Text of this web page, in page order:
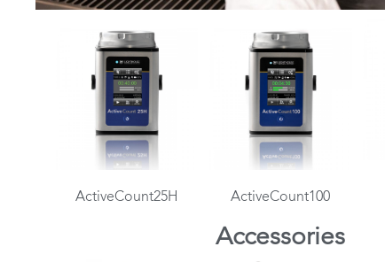
ActiveCount25H ActiveCount100
Accessories